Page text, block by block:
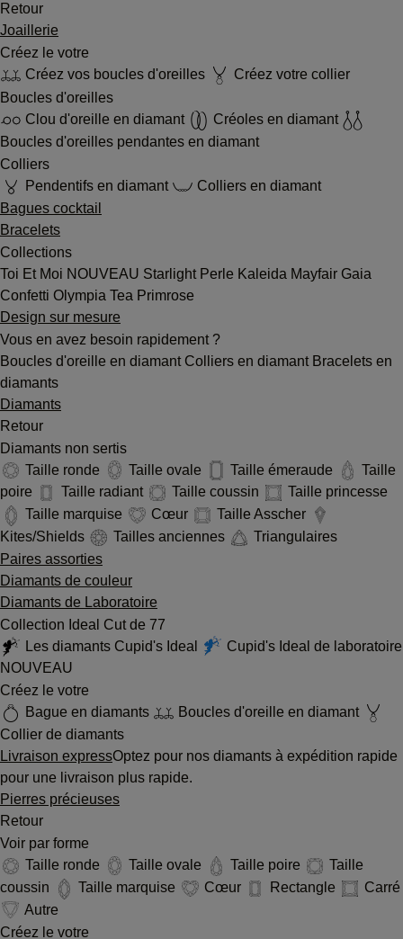
Retour
Joaillerie
Créez le votre
Créez vos boucles d'oreilles
Créez votre collier
Boucles d'oreilles
Clou d'oreille en diamant
Créoles en diamant
Boucles d'oreilles pendantes en diamant
Colliers
Pendentifs en diamant
Colliers en diamant
Bagues cocktail
Bracelets
Collections
Toi Et Moi NOUVEAU Starlight Perle Kaleida Mayfair Gaia
Confetti Olympia Tea Primrose
Design sur mesure
Vous en avez besoin rapidement ?
Boucles d'oreille en diamant Colliers en diamant Bracelets en
diamants
Diamants
Retour
Diamants non sertis
Taille ronde
Taille ovale Taille émeraude
Taille
poire
Taille radiant Taille coussin
Taille princesse
Taille marquise
Cœur
Taille Asscher
Kites/Shields
Tailles anciennes
Triangulaires
Paires assorties
Diamants de couleur
Diamants de Laboratoire
Collection Ideal Cut de 77
Les diamants Cupid's Ideal
Cupid's Ideal de laboratoire
NOUVEAU
Créez le votre
Bague en diamants
Boucles d'oreille en diamant
Collier de diamants
Livraison expressOptez pour nos diamants à expédition rapide
pour une livraison plus rapide.
Pierres précieuses
Retour
Voir par forme
Taille ronde
Taille ovale Taille poire
Taille
coussin
Taille marquise Cœur Rectangle
Carré
Autre
Créez le votre